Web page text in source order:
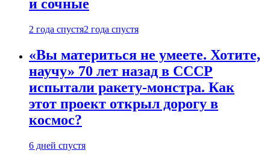
и сочные
2 года спустя2 года спустя
«Вы материться не умеете. Хотите,
научу» 70 лет назад в СССР
испытали ракету-монстра. Как
этот проект открыл дорогу в
космос?
6 дней спустя